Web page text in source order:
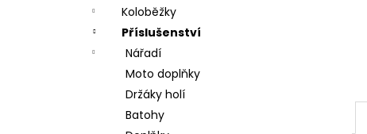
Koloběžky
Příslušenství
Nářadí
Moto doplňky
Držáky holí
Batohy